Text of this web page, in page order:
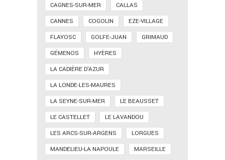
CAGNES-SUR-MER
CALLAS
CANNES
COGOLIN
EZE-VILLAGE
FLAYOSC
GOLFE-JUAN
GRIMAUD
GÉMENOS
HYÈRES
LA CADIÈRE D'AZUR
LA LONDE-LES-MAURES
LA SEYNE-SUR-MER
LE BEAUSSET
LE CASTELLET
LE LAVANDOU
LES ARCS-SUR-ARGENS
LORGUES
MANDELIEU-LA NAPOULE
MARSEILLE